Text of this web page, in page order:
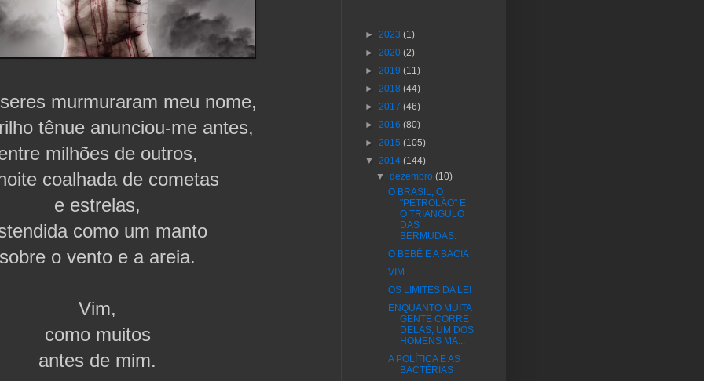
murmuraram meu nome,
tênue anunciou-me antes,
milhões de outros,
coalhada de cometas
e estrelas,
como um manto
sobre o vento e a areia.
Vim,
como muitos
antes de mim.
► 2023 (1)
► 2020 (2)
► 2019 (11)
► 2018 (44)
► 2017 (46)
► 2016 (80)
► 2015 (105)
▼ 2014 (144)
▼dezembro(10)
O BRASIL, O
"PETROLÃO" E
O TRIANGULO
DAS
BERMUDAS.
O BEBÊ E A BACIA
VIM
OS LIMITES DA LEI
ENQUANTO MUITA
GENTE CORRE
DELAS, UM DOS
HOMENS MA...
A POLÍTICA E AS
BACTÉRIAS